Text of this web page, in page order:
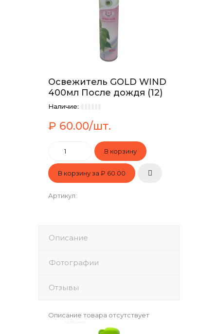
Освежитель GOLD WIND
400мл После дождя (12)
Наличие:
₽ 60.00/шт.
В корзину за ₽ 60.00
Артикул:
Описание
Фотографии
Отзывы
Описание товара отсутствует